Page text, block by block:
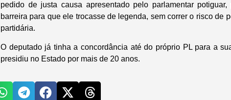
pedido de justa causa apresentado pelo parlamentar
barreira para que ele trocasse de legenda, sem correr o risco de
partidária.
O deputado já tinha a concordância até do próprio PL para a
presidiu no Estado por mais de 20 anos.